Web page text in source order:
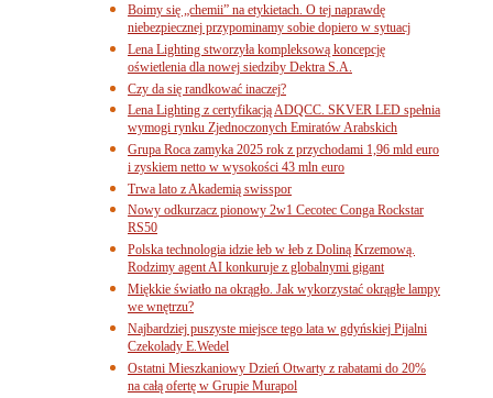
Boimy się „chemii” na etykietach. O tej naprawdę
niebezpiecznej przypominamy sobie dopiero w sytuacj
Lena Lighting stworzyła kompleksową koncepcję
oświetlenia dla nowej siedziby Dektra S.A.
Czy da się randkować inaczej?
Lena Lighting z certyfikacją ADQCC. SKVER LED spełnia
wymogi rynku Zjednoczonych Emiratów Arabskich
Grupa Roca zamyka 2025 rok z przychodami 1,96 mld euro
i zyskiem netto w wysokości 43 mln euro
Trwa lato z Akademią swisspor
Nowy odkurzacz pionowy 2w1 Cecotec Conga Rockstar
RS50
Polska technologia idzie łeb w łeb z Doliną Krzemową.
Rodzimy agent AI konkuruje z globalnymi gigant
Miękkie światło na okrągło. Jak wykorzystać okrągłe lampy
we wnętrzu?
Najbardziej puszyste miejsce tego lata w gdyńskiej Pijalni
Czekolady E.Wedel
Ostatni Mieszkaniowy Dzień Otwarty z rabatami do 20%
na całą ofertę w Grupie Murapol